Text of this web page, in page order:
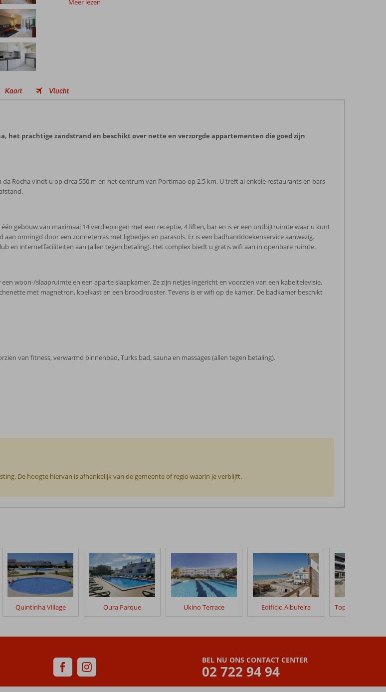
Meer lezen
Kaart Vlucht
het prachtige zandstrand en beschikt over nette en verzorgde appartementen die goed zijn
Rocha vindt u op circa 550 m en het centrum van Portimao op 2,5 km. U treft al enkele restaurants en bars
gebouw van maximaal 14 verdiepingen met een receptie, 4 liften, bar en is er een ontbijtruimte waar u kunt
omringd door een zonneterras met ligbedjes en parasols. Er is een badhanddoekenservice aanwezig.
en internetfaciliteiten aan (allen tegen betaling). Het complex biedt u gratis wifi aan in openbare ruimte.
woon-/slaapruimte en een aparte slaapkamer. Ze zijn netjes ingericht en voorzien van een kabeltelevisie,
met magnetron, koelkast en een broodrooster. Tevens is er wifi op de kamer. De badkamer beschikt
van fitness, verwarmd binnenbad, Turks bad, sauna en massages (allen tegen betaling).
De hoogte hiervan is afhankelijk van de gemeente of regio waarin je verblijft.
Quintinha Village Oura Parque Ukino Terrace Edificio Albufeira
BEL NU ONS CONTACT CENTER
02 722 94 94